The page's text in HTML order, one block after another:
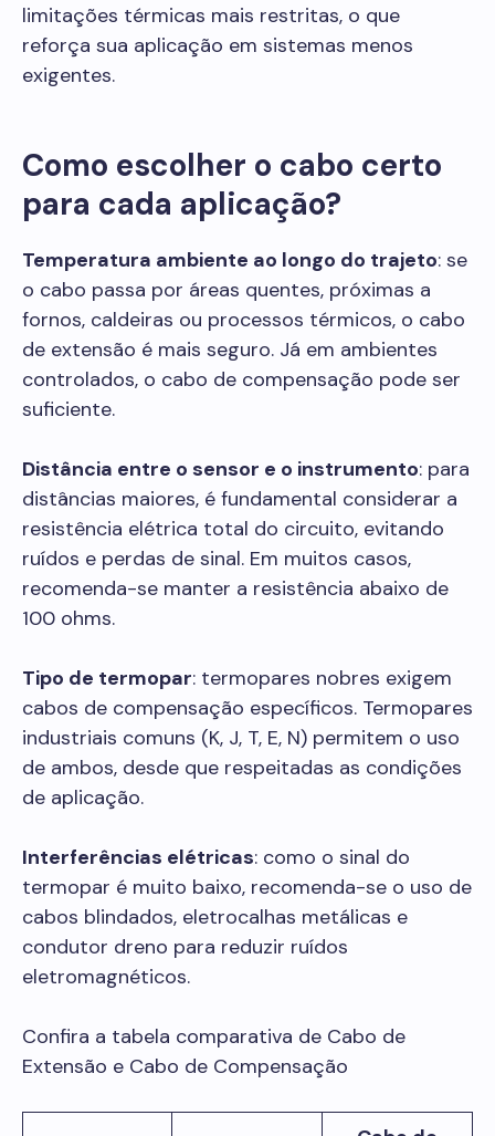
limitações térmicas mais restritas, o que
reforça sua aplicação em sistemas menos
exigentes.
Como escolher o cabo certo
para cada aplicação?
Temperatura ambiente ao longo do trajeto: se
o cabo passa por áreas quentes, próximas a
fornos, caldeiras ou processos térmicos, o cabo
de extensão é mais seguro. Já em ambientes
controlados, o cabo de compensação pode ser
suficiente.
Distância entre o sensor e o instrumento: para
distâncias maiores, é fundamental considerar a
resistência elétrica total do circuito, evitando
ruídos e perdas de sinal. Em muitos casos,
recomenda-se manter a resistência abaixo de
100 ohms.
Tipo de termopar: termopares nobres exigem
cabos de compensação específicos. Termopares
industriais comuns (K, J, T, E, N) permitem o uso
de ambos, desde que respeitadas as condições
de aplicação.
Interferências elétricas: como o sinal do
termopar é muito baixo, recomenda-se o uso de
cabos blindados, eletrocalhas metálicas e
condutor dreno para reduzir ruídos
eletromagnéticos.
Confira a tabela comparativa de Cabo de
Extensão e Cabo de Compensação